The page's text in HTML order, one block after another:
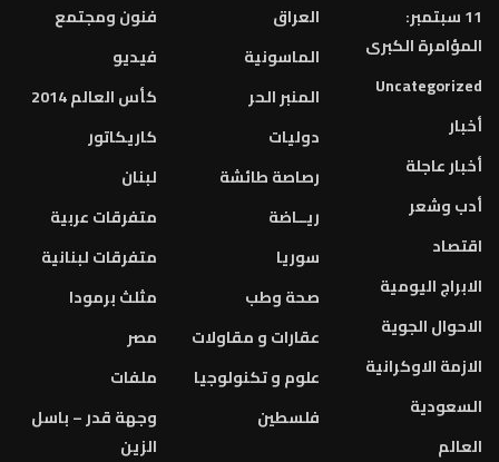
11 سبتمبر:
المؤامرة الكبرى
Uncategorized
أخبار
أخبار عاجلة
أدب وشعر
اقتصاد
الابراج اليومية
الاحوال الجوية
الازمة الاوكرانية
السعودية
العالم
العراق
الماسونية
المنبر الحر
دوليات
رصاصة طائشة
ريــاضة
سوريا
صحة وطب
عقارات و مقاولات
علوم و تكنولوجيا
فلسطين
فنون ومجتمع
فيديو
كأس العالم 2014
كاريكاتور
لبنان
متفرقات عربية
متفرقات لبنانية
مثلث برمودا
مصر
ملفات
وجهة قدر – باسل
الزين